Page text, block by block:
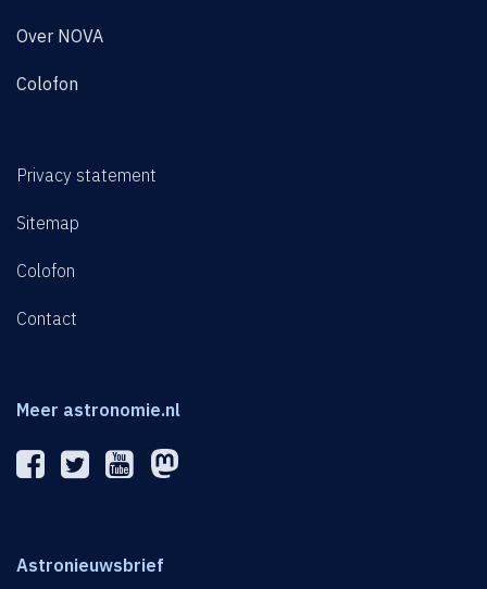
Over NOVA
Colofon
Privacy statement
Sitemap
Colofon
Contact
Meer astronomie.nl
Astronieuwsbrief